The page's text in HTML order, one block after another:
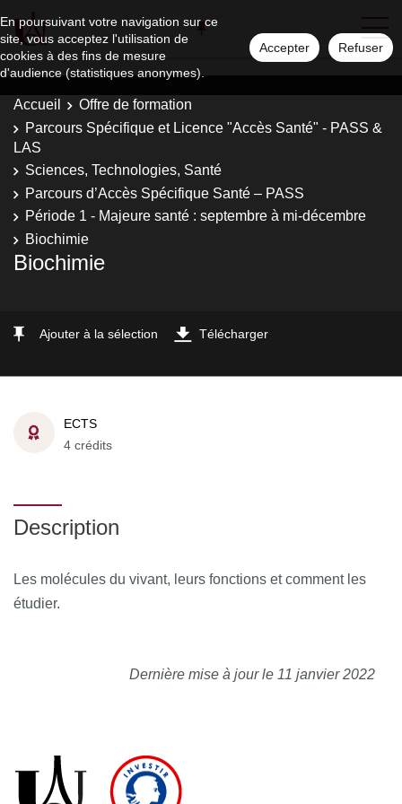
En poursuivant votre navigation sur ce
site, vous acceptez l'utilisation de
cookies à des fins de mesure
d'audience (statistiques anonymes).
Accepter Refuser
Accueil
Offre de formation
Parcours Spécifique et Licence "Accès Santé" - PASS &
LAS
Sciences, Technologies, Santé
Parcours d’Accès Spécifique Santé – PASS
Période 1 - Majeure santé : septembre à mi-décembre
Biochimie
Biochimie
Ajouter à la sélection Télécharger
ECTS
4 crédits
Description
Les molécules du vivant, leurs fonctions et comment les
étudier.
Dernière mise à jour le 11 janvier 2022